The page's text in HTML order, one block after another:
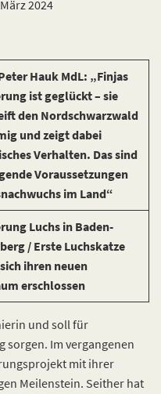
2024
Hauk MdL: „Finjas
ist geglückt – sie
den Nordschwarzwald
und zeigt dabei
Verhalten. Das sind
Voraussetzungen
im Land“
Luchs in Baden-
/ Erste Luchskatze
ihren neuen
erschlossen
und soll für
sorgen. Im vergangenen
mit ihrer
Meilenstein. Seither hat